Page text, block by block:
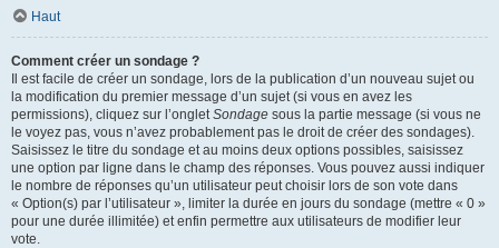
Haut
Comment créer un sondage ?
Il est facile de créer un sondage, lors de la publication d’un nouveau sujet ou
la modification du premier message d’un sujet (si vous en avez les
permissions), cliquez sur l’ongletSondage sous la partie message (si vous ne
le voyez pas, vous n’avez probablement pas le droit de créer des sondages).
Saisissez le titre du sondage et au moins deux options possibles, saisissez
une option par ligne dans le champ des réponses. Vous pouvez aussi indiquer
le nombre de réponses qu’un utilisateur peut choisir lors de son vote dans
« Option(s) par l’utilisateur », limiter la durée en jours du sondage (mettre « 0 »
pour une durée illimitée) et enfin permettre aux utilisateurs de modifier leur
vote.